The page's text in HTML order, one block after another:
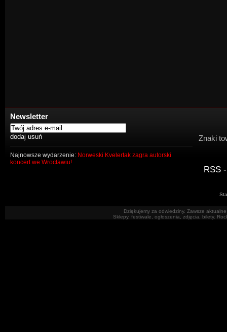
Newsletter
Najnowsze wydarzenie: Norweski Kvelertak zagra autorski
koncert we Wrocławiu!
Znaki
RSS
Dziękujemy za odwiedziny. Zawsze
Sklepy, festiwale, ogłoszenia, zdjęcia, bilety.